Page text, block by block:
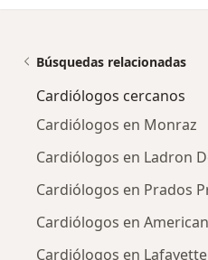
Búsquedas relacionadas
Cardiólogos cercanos
Cardiólogos en Monraz
Cardiólogos en Ladron
Cardiólogos en Prados
Cardiólogos en
Cardiólogos en Lafayette